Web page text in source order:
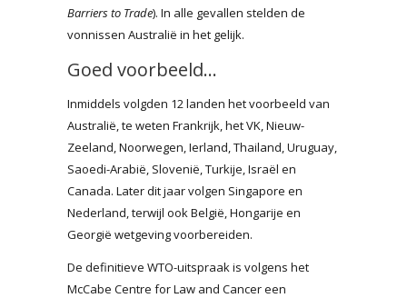
Barriers to Trade). In alle gevallen stelden de
vonnissen Australië in het gelijk.
Goed voorbeeld...
Inmiddels volgden 12 landen het voorbeeld van
Australië, te weten Frankrijk, het VK, Nieuw-
Zeeland, Noorwegen, Ierland, Thailand, Uruguay,
Saoedi-Arabië, Slovenië, Turkije, Israël en
Canada. Later dit jaar volgen Singapore en
Nederland, terwijl ook België, Hongarije en
Georgië wetgeving voorbereiden.
De definitieve WTO-uitspraak is volgens het
McCabe Centre for Law and Cancer een